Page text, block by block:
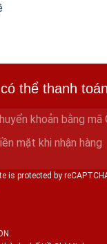
thể thanh
khoản bằng mã
mặt khi nhận hàng
is protected by